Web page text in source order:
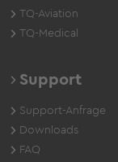
TQ-Aviation
TQ-Medical
Support
Support-Anfrage
Downloads
FAQ